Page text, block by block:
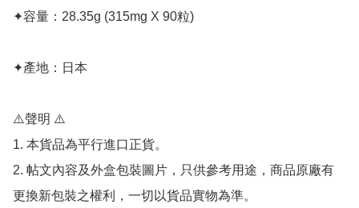
✦容量：28.35g (315mg X 90粒)
✦產地：日本
⚠️聲明 ⚠️
1. 本貨品為平行進口正貨。
2. 帖文內容及外盒包裝圖片，只供參考用途，商品原廠有
更換新包裝之權利，一切以貨品實物為準。